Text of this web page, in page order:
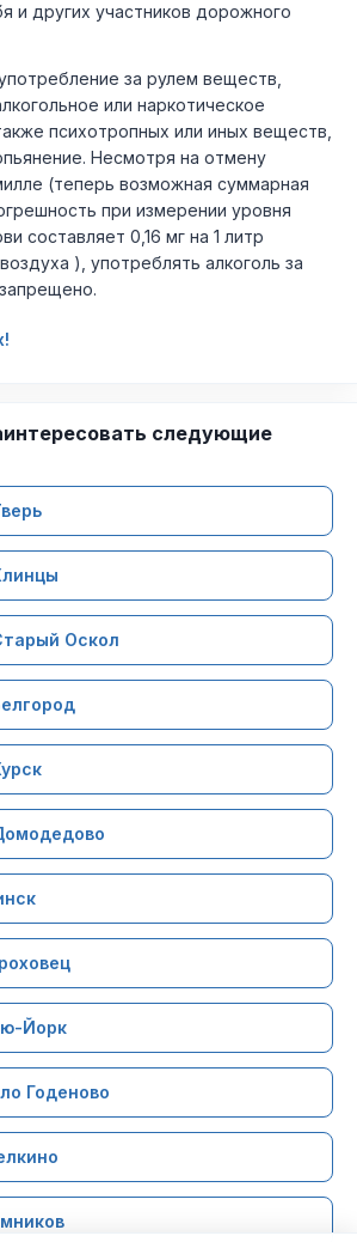
и других участников дорожного
за рулем веществ,
или наркотическое
психотропных или иных веществ,
Несмотря на отмену
(теперь возможная суммарная
при измерении уровня
составляет 0,16 мг на 1 литр
), употреблять алкоголь за
следующие
Оскол
Йорк
Годеново